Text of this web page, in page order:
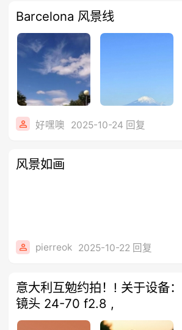
Barcelona 风景线
好嘿噢 2025-10-24 回复
风景如画
pierreok 2025-10-22 回复
意大利互勉约拍！! 关于设备
镜头 24-70 f2.8 ,